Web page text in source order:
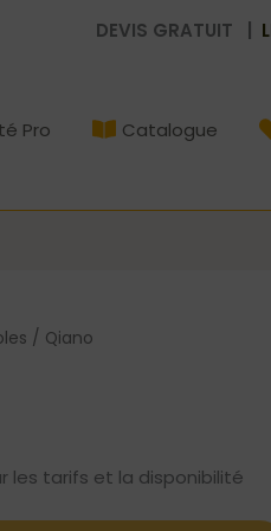
DEVIS GRATUIT |
Pro Catalogue
/ Qiano
les tarifs et la disponibilité